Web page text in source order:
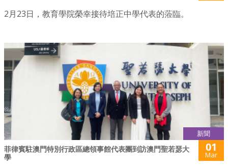
2月23日，教育學院榮幸接待培正中學代表的蒞臨。
新聞
菲律賓駐澳門特別行政區總領事館代表團到訪澳門聖若瑟大
學
01
Mar